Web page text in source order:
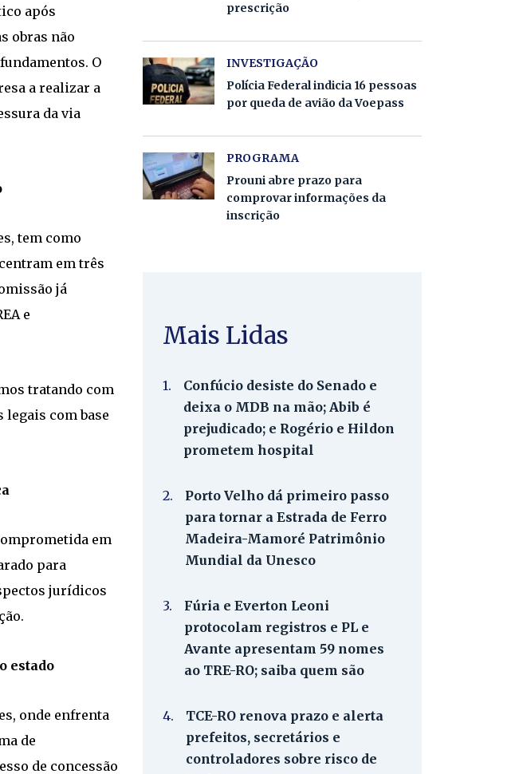
após
obras não
O
a realizar a
da via
tem como
em três
já
e
tratando com
legais com base
em
para
jurídicos
estado
onde enfrenta
de
de concessão
prescrição
INVESTIGAÇÃO
Polícia Federal indicia 16 pessoas
por queda de avião da Voepass
PROGRAMA
Prouni abre prazo para
comprovar informações da
inscrição
Mais Lidas
1.
Confúcio desiste do Senado e
deixa o MDB na mão; Abib é
prejudicado; e Rogério e Hildon
prometem hospital
2.
Porto Velho dá primeiro passo
para tornar a Estrada de Ferro
Madeira-Mamoré Patrimônio
Mundial da Unesco
3.
Fúria e Everton Leoni
protocolam registros e PL e
Avante apresentam 59 nomes
ao TRE-RO; saiba quem são
4.
TCE-RO renova prazo e alerta
prefeitos, secretários e
controladores sobre risco de